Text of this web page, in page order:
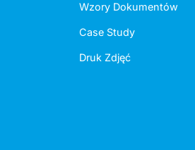
Wzory Dokumentów
Case Study
Druk Zdjęć